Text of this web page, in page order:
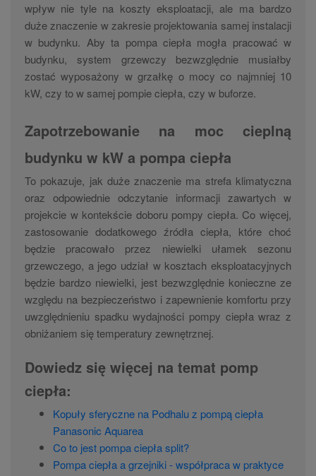
wpływ nie tyle na koszty eksploatacji, ale ma bardzo
duże znaczenie w zakresie projektowania samej instalacji
w budynku. Aby ta pompa ciepła mogła pracować w
budynku, system grzewczy bezwzględnie musiałby
zostać wyposażony w grzałkę o mocy co najmniej 10
kW, czy to w samej pompie ciepła, czy w buforze.
Zapotrzebowanie na moc cieplną
budynku w kW a pompa ciepła
To pokazuje, jak duże znaczenie ma strefa klimatyczna
oraz odpowiednie odczytanie informacji zawartych w
projekcie w kontekście doboru pompy ciepła. Co więcej,
zastosowanie dodatkowego źródła ciepła, które choć
będzie pracowało przez niewielki ułamek sezonu
grzewczego, a jego udział w kosztach eksploatacyjnych
będzie bardzo niewielki, jest bezwzględnie konieczne ze
względu na bezpieczeństwo i zapewnienie komfortu przy
uwzględnieniu spadku wydajności pompy ciepła wraz z
obniżaniem się temperatury zewnętrznej.
Dowiedz się więcej na temat pomp
ciepła:
Kopuły sferyczne na Podhalu z pompą ciepła
Panasonic Aquarea
Co to jest pompa ciepła split?
Pompa ciepła a grzejniki - współpraca w praktyce